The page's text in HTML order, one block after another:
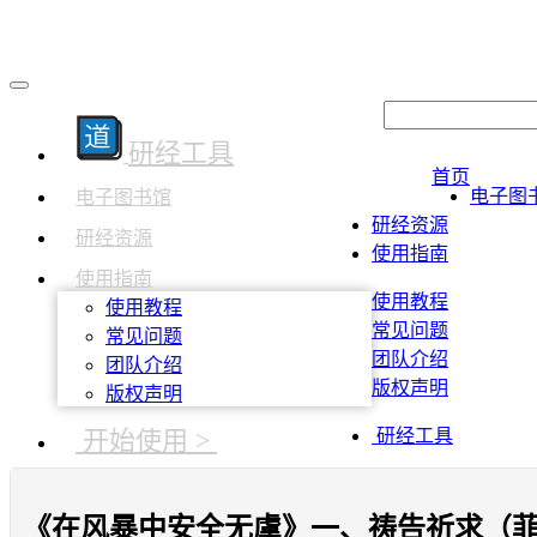
研经工具
电子图书馆
研经资源
使用指南
使用教程
常见问题
团队介绍
版权声明
开始使用 >
首页
电子图
研经资源
使用指南
使用教程
常见问题
团队介绍
版权声明
研经工具
《在风暴中安全无虞》一、祷告祈求（菲